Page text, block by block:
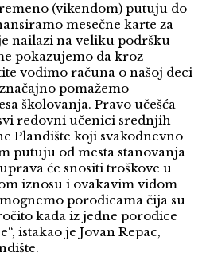
(vikendom) putuju do
mesečne karte za
nailazi na veliku podršku
pokazujemo da kroz
vodimo računa o našoj deci
pomažemo
školovanja. Pravo učešća
redovni učenici srednjih
Plandište koji svakodnevno
putuju od mesta stanovanja
će snositi troškove u
iznosu i ovakavim vidom
porodicama čija su
kada iz jedne porodice
istakao je Jovan Repac,